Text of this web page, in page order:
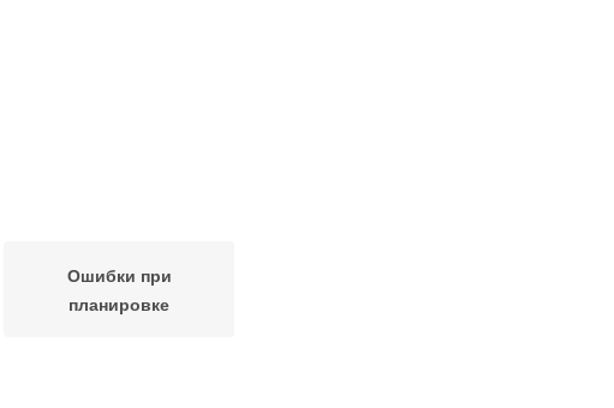
Ошибки при
планировке